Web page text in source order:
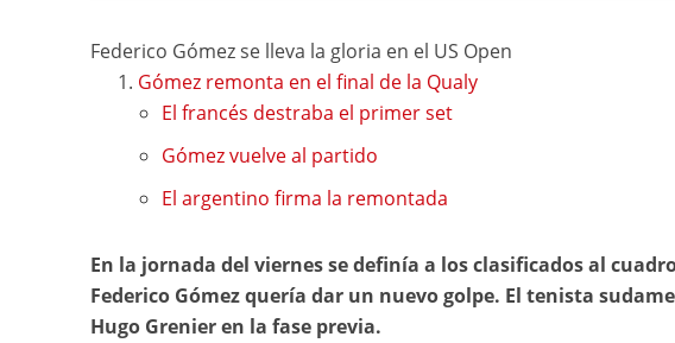
Federico Gómez se lleva la gloria en el US Open
Gómez remonta en el final de la Qualy
El francés destraba el primer set
Gómez vuelve al partido
El argentino firma la remontada
En la jornada del viernes se definía a los clasificados al
Federico Gómez quería dar un nuevo golpe. El tenista
Hugo Grenier en la fase previa.